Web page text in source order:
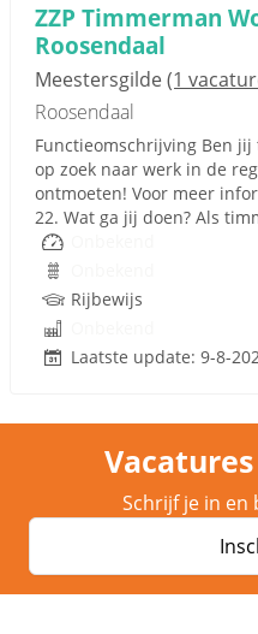
ZZP Timmerman
Roosendaal
Meestersgilde(1
Roosendaal
Functieomschrijving Ben
op zoek naar werk in de
ontmoeten! Voor meer
22. Wat ga jij doen? Als
Rijbewijs
Laatste update: 9-8-
Schrijf je in en